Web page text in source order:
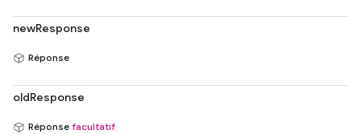
newResponse
Réponse
oldResponse
Réponse facultatif